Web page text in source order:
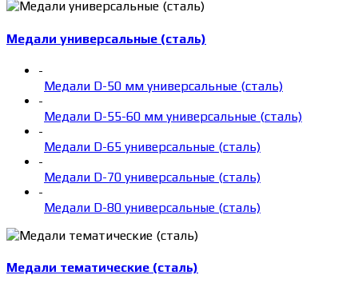
Медали универсальные (сталь)
-
Медали D-50 мм универсальные (сталь)
-
Медали D-55-60 мм универсальные (сталь)
-
Медали D-65 универсальные (сталь)
-
Медали D-70 универсальные (сталь)
-
Медали D-80 универсальные (сталь)
Медали тематические (сталь)